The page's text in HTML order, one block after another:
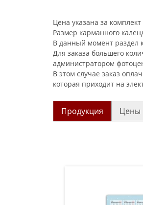
Цена указана за
Размер карманного
В данный момент раздел
Для заказа большего
администратором
В этом случае заказ
которая приходит на
Продукция Цены